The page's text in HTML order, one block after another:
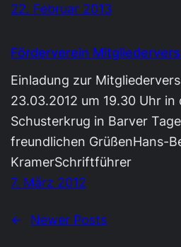
22. Februar 2013
Förderverein
Einladung zur
23.03.2012 um 19.30 Uhr
Schusterkrug in Barver
freundlichen GrüßenHans-
KramerSchriftführer
7. März 2012
← Newer Posts